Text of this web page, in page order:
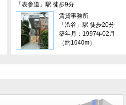
「表参道」駅 徒歩9分
賃貸事務所
「渋谷」駅 徒歩20分
築年月：1997年02月
（約1640m）